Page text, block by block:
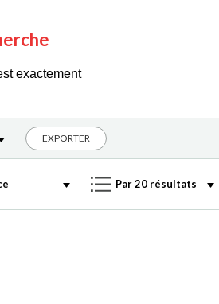
exactement
EXPORTER